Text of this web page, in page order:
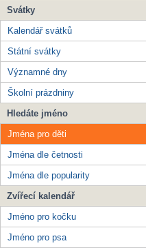
Svátky
Kalendář svátků
Státní svátky
Významné dny
Školní prázdniny
Hledáte jméno
Jména pro děti
Jména dle četnosti
Jména dle popularity
Zvířecí kalendář
Jméno pro kočku
Jméno pro psa